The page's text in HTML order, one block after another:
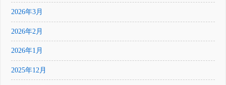
2026年3月
2026年2月
2026年1月
2025年12月